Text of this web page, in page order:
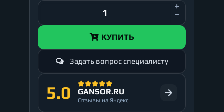
КУПИТЬ
Задать вопрос специалисту
5.0 GANSOR.RU
Отзывы на Яндекс